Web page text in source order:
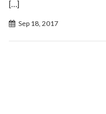
[…]
Sep 18, 2017